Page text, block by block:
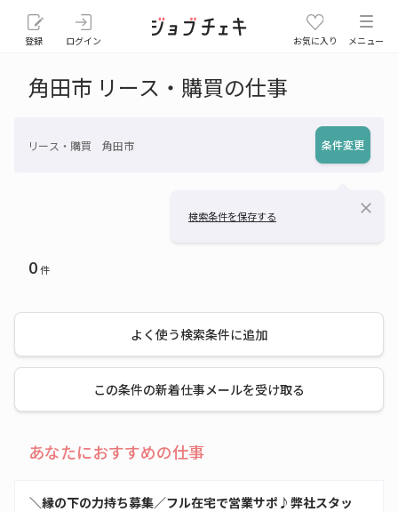
登録 ログイン お気に入り メニュー
角田市 リース・購買の仕事
リース・購買 角田市 条件変更
検索条件を保存する close
0件
よく使う検索条件に追加
この条件の新着仕事メールを受け取る
あなたにおすすめの仕事
＼縁の下の力持ち募集／フル在宅で営業サポ♪弊社スタッ